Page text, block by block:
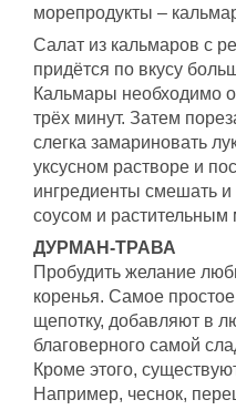
морепродукты –
Салат из кальмаров с
придётся по вкусу
Кальмары необходимо
трёх минут. Затем
слегка замариновать
уксусном растворе и
ингредиенты смешать
соусом и растительным
ДУРМАН-ТРАВА
Пробудить желание
коренья. Самое
щепотку, добавляют в
благоверного самой
Кроме этого,
Например, чеснок,